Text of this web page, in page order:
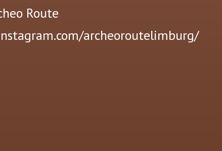
Route
archeoroutelimburg/